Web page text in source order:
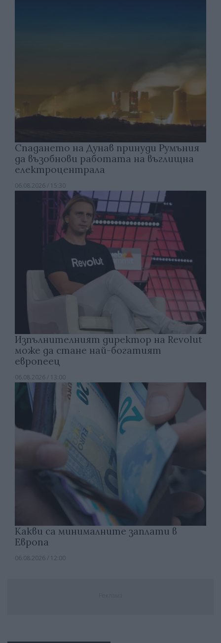
Спадането на Дунав принуди Румъния
да възобнови работата на въглищна
електроцентрала
06.08.2026 / 15:30
Изпълнителният директор на Revolut
може да стане най-богатият
европеец
06.08.2026 / 13:00
Какви са минималните заплати в
Европа
06.08.2026 / 12:00